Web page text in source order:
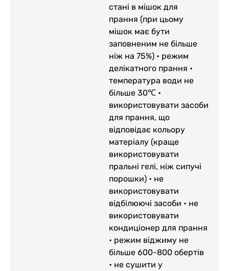
стані в мішок для
прання (при цьому
мішок має бути
заповненим не більше
ніж на 75%) • режим
делікатного прання •
температура води не
більше 30℃ •
використовувати засоби
для прання, що
відповідає кольору
матеріалу (краще
використовувати
пральні гелі, ніж сипучі
порошки) • не
використовувати
відбілюючі засоби • не
використовувати
кондиціонер для прання
• режим віджиму не
більше 600-800 обертів
• не сушити у